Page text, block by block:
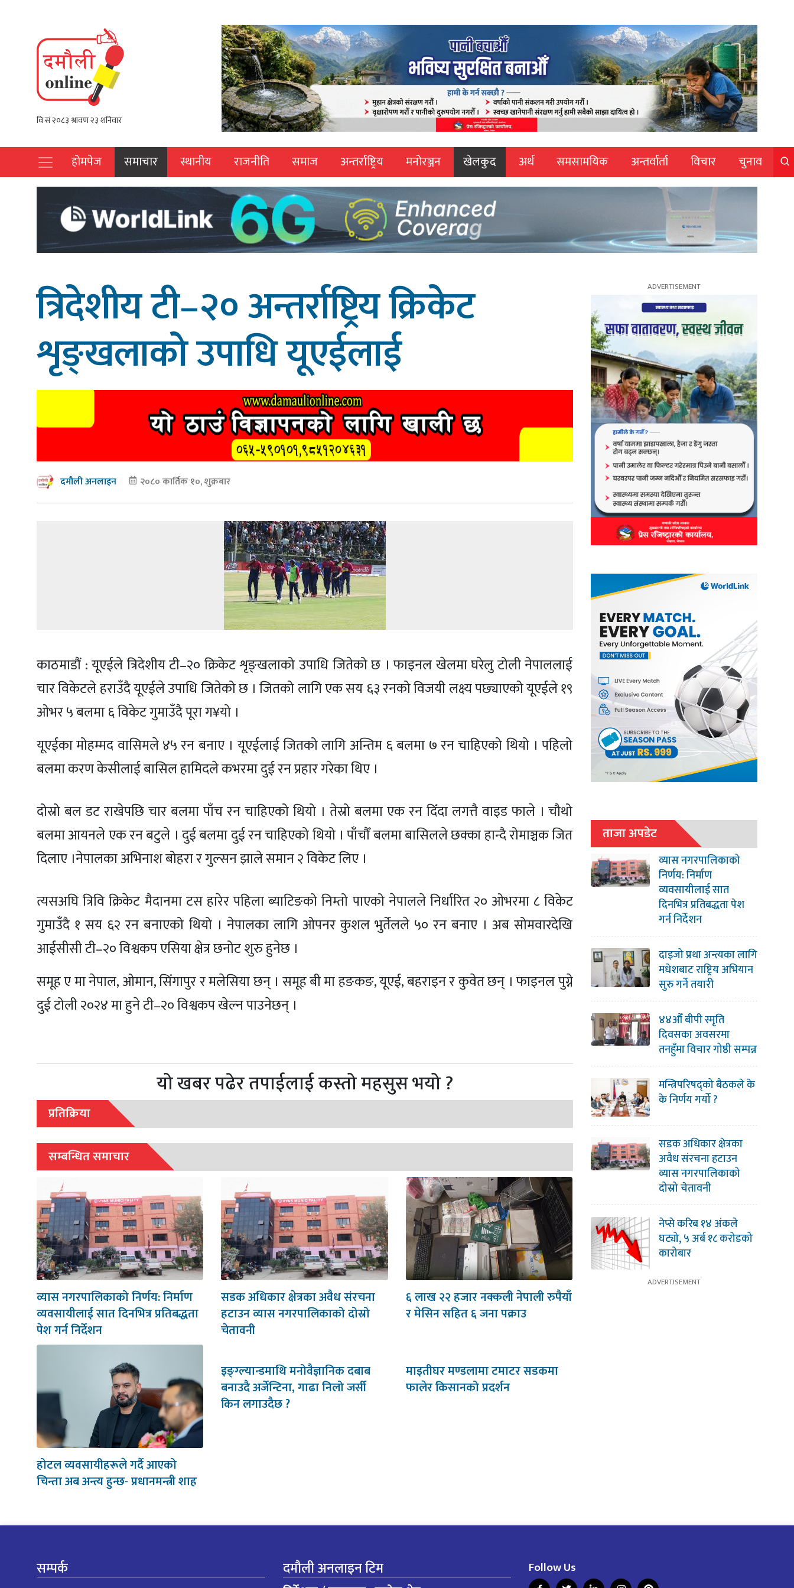
होमपेज समाचार स्थानीय राजनीति समाज अन्तर्राष्ट्रिय मनोरञ्जन खेलकुद अर्थ समसामयिक अन्तर्वार्ता विचार चुनाव
त्रिदेशीय टी–२० अन्तर्राष्ट्रिय क्रिकेट
शृङ्खलाको उपाधि यूएईलाई
दमौली अनलाइन २०८० कार्तिक १०, शुक्रबार
काठमाडौं : यूएईले त्रिदेशीय टी–२० क्रिकेट शृङ्खलाको उपाधि जितेको छ । फाइनल खेलमा घरेलु टोली नेपाललाई
चार विकेटले हराउँदै यूएईले उपाधि जितेको छ । जितको लागि एक सय ६३ रनको विजयी लक्ष्य पछ्याएको यूएईले १९
ओभर ५ बलमा ६ विकेट गुमाउँदै पूरा ग¥यो ।
यूएईका मोहम्मद वासिमले ४५ रन बनाए । यूएईलाई जितको लागि अन्तिम ६ बलमा ७ रन चाहिएको थियो । पहिलो
बलमा करण केसीलाई बासिल हामिदले कभरमा दुई रन प्रहार गरेका थिए ।
दोस्रो बल डट राखेपछि चार बलमा पाँच रन चाहिएको थियो । तेस्रो बलमा एक रन दिँदा लगत्तै वाइड फाले । चौथो
बलमा आयनले एक रन बटुले । दुई बलमा दुई रन चाहिएको थियो । पाँचौँ बलमा बासिलले छक्का हान्दै रोमाञ्चक जित
दिलाए ।नेपालका अभिनाश बोहरा र गुल्सन झाले समान २ विकेट लिए ।
त्यसअघि त्रिवि क्रिकेट मैदानमा टस हारेर पहिला ब्याटिङको निम्तो पाएको नेपालले निर्धारित २० ओभरमा ८ विकेट
गुमाउँदै १ सय ६२ रन बनाएको थियो । नेपालका लागि ओपनर कुशल भुर्तेलले ५० रन बनाए । अब सोमवारदेखि
आईसीसी टी–२० विश्वकप एसिया क्षेत्र छनोट शुरु हुनेछ ।
समूह ए मा नेपाल, ओमान, सिंगापुर र मलेसिया छन् । समूह बी मा हङकङ, यूएई, बहराइन र कुवेत छन् । फाइनल पुग्ने
दुई टोली २०२४ मा हुने टी–२० विश्वकप खेल्न पाउनेछन् ।
यो खबर पढेर तपाईलाई कस्तो महसुस भयो ?
प्रतिक्रिया
सम्बन्धित समाचार
व्यास नगरपालिकाको निर्णय: निर्माण
व्यवसायीलाई सात दिनभित्र प्रतिबद्धता
पेश गर्न निर्देशन
सडक अधिकार क्षेत्रका अवैध संरचना
हटाउन व्यास नगरपालिकाको दोस्रो
चेतावनी
६ लाख २२ हजार नक्कली नेपाली रुपैयाँ
र मेसिन सहित ६ जना पक्राउ
होटल व्यवसायीहरूले गर्दै आएको
चिन्ता अब अन्त्य हुन्छ- प्रधानमन्त्री शाह
इङ्ग्ल्यान्डमाथि मनोवैज्ञानिक दबाब
बनाउदै अर्जेन्टिना, गाढा निलो जर्सी
किन लगाउदैछ ?
माइतीघर मण्डलामा टमाटर सडकमा
फालेर किसानको प्रदर्शन
ताजा अपडेट
व्यास नगरपालिकाको
निर्णय: निर्माण
व्यवसायीलाई सात
दिनभित्र प्रतिबद्धता पेश
गर्न निर्देशन
दाइजो प्रथा अन्त्यका लागि
मधेशबाट राष्ट्रिय अभियान
सुरु गर्ने तयारी
४४औँ बीपी स्मृति
दिवसका अवसरमा
तनहुँमा विचार गोष्ठी सम्पन्न
मन्त्रिपरिषद्को बैठकले के
के निर्णय गर्यो ?
सडक अधिकार क्षेत्रका
अवैध संरचना हटाउन
व्यास नगरपालिकाको
दोस्रो चेतावनी
नेप्से करिब १४ अंकले
घट्यो, ५ अर्ब १८ करोडको
कारोबार
सम्पर्क दमौली अनलाइन टिम Follow Us